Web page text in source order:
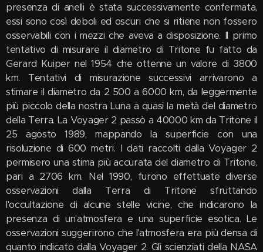
presenza di anelli è stata successivamente confermata,
essi sono così deboli ed oscuri che si ritiene non fossero
osservabili con i mezzi che aveva a disposizione. Il primo
tentativo di misurare il diametro di Tritone fu fatto da
Gerard Kuiper nel 1954 che ottenne un valore di 3800
km. Tentativi di misurazione successivi arrivarono a
stimare il diametro da 2 500 a 6000 km, da leggermente
più piccolo della nostra Luna a quasi la metà del diametro
della Terra. La Voyager 2 passò a 40000 km da Tritone il
25 agosto 1989, mappando la superficie con una
risoluzione di 600 metri. I dati raccolti dalla Voyager 2
permisero una stima più accurata del diametro di Tritone,
pari a 2706 km. Nel 1990, furono effettuate diverse
osservazioni dalla Terra di Tritone sfruttando
l'occultazione di alcune stelle vicine, che indicarono la
presenza di un'atmosfera e una superficie esotica. Le
osservazioni suggerirono che l'atmosfera era più densa di
quanto indicato dalla Voyager 2. Gli scienziati della NASA